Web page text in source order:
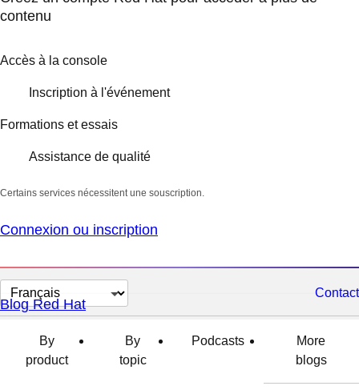
contenu
Accès à la console
Inscription à l'événement
Formations et essais
Assistance de qualité
Certains services nécessitent une souscription.
Connexion ou inscription
Changer
la
langue
Contact
Blog Red Hat
By
product
By
topic
Podcasts
More
blogs